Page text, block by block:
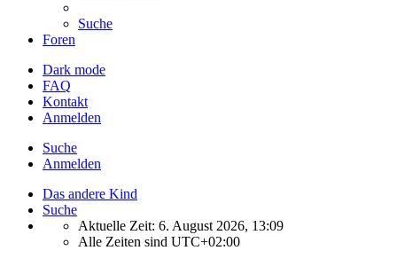
Suche
Foren
Dark mode
FAQ
Kontakt
Anmelden
Suche
Anmelden
Das andere Kind
Suche
Aktuelle Zeit: 6. August 2026, 13:09
Alle Zeiten sind UTC+02:00